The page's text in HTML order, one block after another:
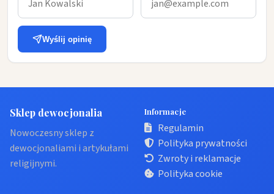
Wyślij opinię
Sklep dewocjonalia
Nowoczesny sklep z
dewocjonaliami i artykułami
religijnymi.
Informacje
Regulamin
Polityka prywatności
Zwroty i reklamacje
Polityka cookie